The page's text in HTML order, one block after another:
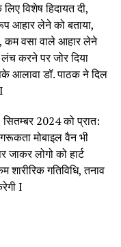
विशेष हिदायत दी,
आहार लेने को बताया,
कम वसा वाले आहार लेने
करने पर जोर दिया
आलावा डॉ. पाठक ने दिल
सितम्बर 2024 को प्रात:
मोबाइल वैन भी
जाकर लोगो को हार्ट
गतिविधि, तनाव
I